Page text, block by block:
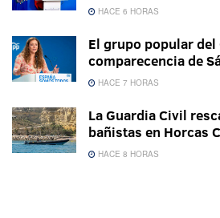
HACE 6 HORAS
El grupo popular
comparecencia de
HACE 7 HORAS
La Guardia Civil
bañistas en Horcas
HACE 8 HORAS